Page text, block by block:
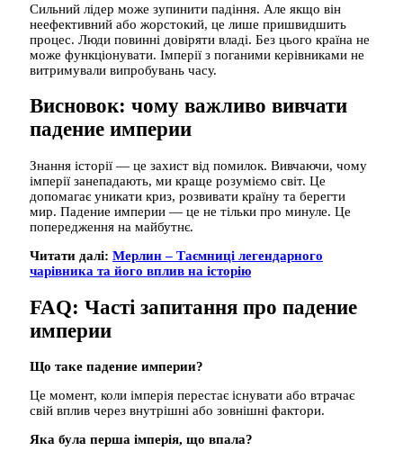
Сильний лідер може зупинити падіння. Але якщо він
неефективний або жорстокий, це лише пришвидшить
процес. Люди повинні довіряти владі. Без цього країна не
може функціонувати. Імперії з поганими керівниками не
витримували випробувань часу.
Висновок: чому важливо вивчати
падение империи
Знання історії — це захист від помилок. Вивчаючи, чому
імперії занепадають, ми краще розуміємо світ. Це
допомагає уникати криз, розвивати країну та берегти
мир. Падение империи — це не тільки про минуле. Це
попередження на майбутнє.
Читати далі: Мерлин – Таємниці легендарного
чарівника та його вплив на історію
FAQ: Часті запитання про падение
империи
Що таке падение империи?
Це момент, коли імперія перестає існувати або втрачає
свій вплив через внутрішні або зовнішні фактори.
Яка була перша імперія, що впала?